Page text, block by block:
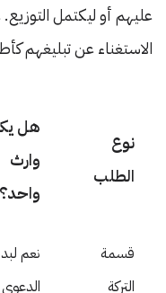
عليهم أو ليكتمل
الاستغناء عن تبليغهم
نوع
الطلب
هل
وارث
واحد؟
قسمة
التركة
نعم
الدعوى